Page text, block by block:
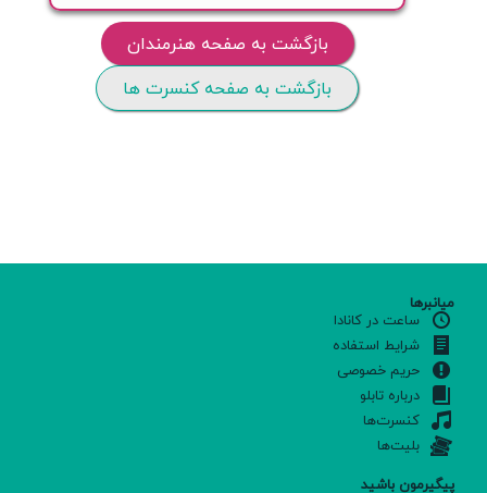
بازگشت به صفحه هنرمندان
بازگشت به صفحه کنسرت ها
میانبرها
ساعت در کانادا
شرایط استفاده
حریم خصوصی
درباره تابلو
کنسرت‌ها
بلیت‌ها
پیگیرمون باشید